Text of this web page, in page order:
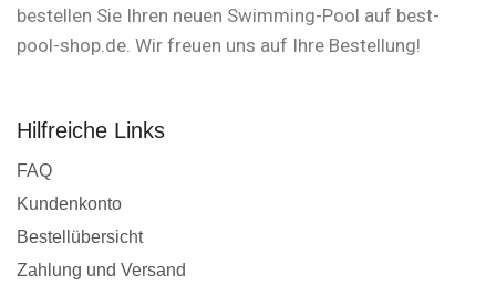
bestellen Sie Ihren neuen Swimming-Pool auf best-
pool-shop.de. Wir freuen uns auf Ihre Bestellung!
Hilfreiche Links
FAQ
Kundenkonto
Bestellübersicht
Zahlung und Versand